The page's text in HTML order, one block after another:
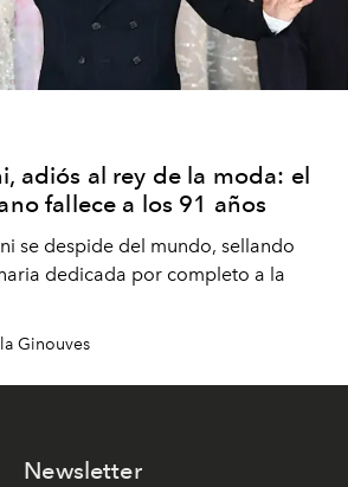
adiós al rey de la moda: el
fallece a los 91 años
se despide del mundo, sellando
dedicada por completo a la
Ginouves
Newsletter